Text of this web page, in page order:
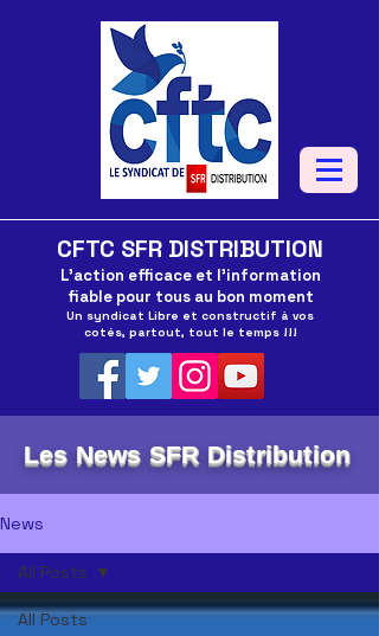
CFTC SFR DISTRIBUTION
L'action efficace et l'information
fiable pour tous au bon moment
Un syndicat Libre et constructif à vos
cotés, partout, tout le temps !!!
Les News SFR Distribution
News
All Posts
All Posts